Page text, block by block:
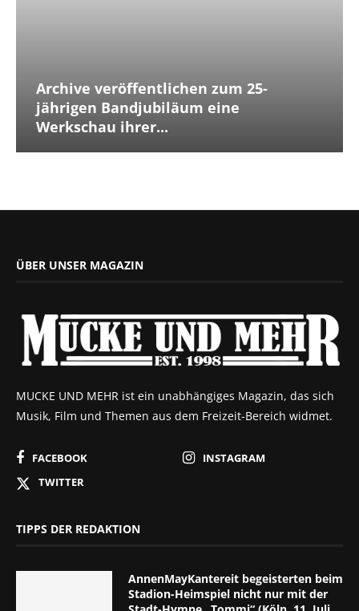
Archive veröffentlichen zum 25-
jährigen Bandjubiläum eine
Werkschau ihrer...
ÜBER UNSER MAGAZIN
MUCKE UND MEHR ist ein unabhängiges Magazin, das sich
Musik, Film und Themen aus dem Freizeit-Bereich widmet.
FACEBOOK
INSTAGRAM
TWITTER
TIPPS DER REDAKTION
AnnenMayKantereit begeisterten beim
Stadion-Heimspiel nicht nur mit der